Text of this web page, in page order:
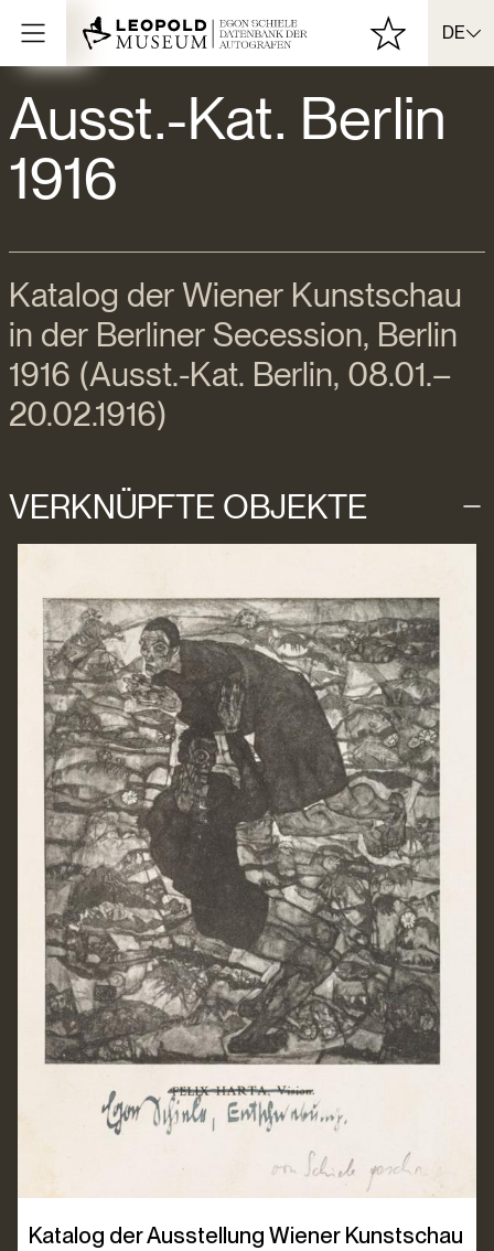
DE
Ausst.-Kat. Berlin
1916
Katalog der Wiener Kunstschau
in der Berliner Secession, Berlin
1916 (Ausst.-Kat. Berlin, 08.01.–
20.02.1916)
VERKNÜPFTE OBJEKTE
Katalog der Ausstellung Wiener Kunstschau